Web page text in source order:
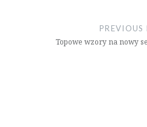
PREVIOUS
Topowe wzory na nowy